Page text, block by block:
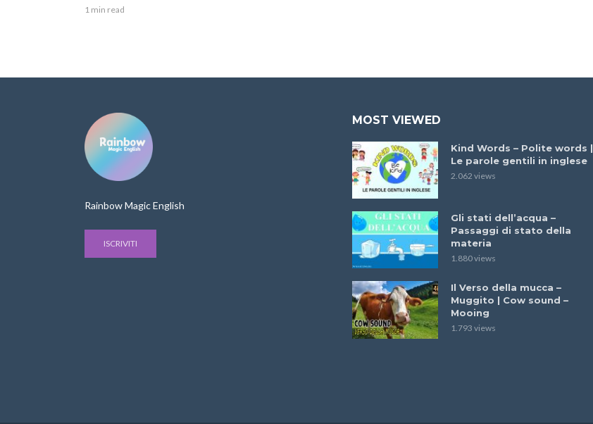
1 min read
Rainbow Magic English
ISCRIVITI
MOST VIEWED
Kind Words – Polite words |
Le parole gentili in inglese
2.062 views
Gli stati dell’acqua –
Passaggi di stato della
materia
1.880 views
Il Verso della mucca –
Muggito | Cow sound –
Mooing
1.793 views